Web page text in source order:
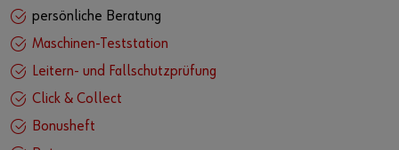
persönliche Beratung
Maschinen-Teststation
Leitern- und Fallschutzprüfung
Click & Collect
Bonusheft